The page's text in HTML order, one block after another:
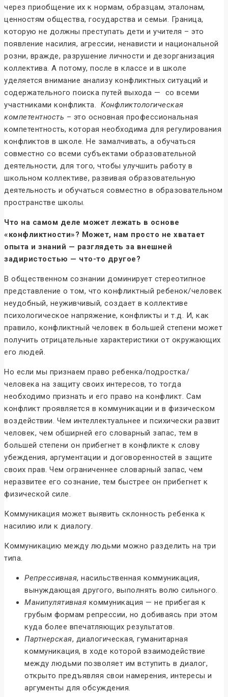
через приобщение их к нормам, образцам, эталонам,
ценностям общества, государства и семьи. Граница,
которую не должны преступать дети и учителя – это
появление насилия, агрессии, ненависти и национальной
розни, вражде, разрушение личности и дезорганизация
коллектива. А потому, после в классе и в школе
уделяется внимание анализу конфликтных ситуаций и
содержательного поиска путей выхода — со всеми
участниками конфликта. Конфликтологическая
компетентность – это основная профессиональная
компетентность, которая необходима для регулирования
конфликтов в школе. Не замалчивать, а обучаться
совместно со всеми субъектами образовательной
деятельности, для того, чтобы улучшить работу в
школьном коллективе, развивая образовательную
деятельность и обучаться совместно в образовательном
пространстве школы.
Что на самом деле может лежать в основе
«конфликтности»? Может, нам просто не хватает
опыта и знаний — разглядеть за внешней
задиристостью — что-то другое?
В общественном сознании доминирует стереотипное
представление о том, что конфликтный ребенок/человек
неудобный, неуживчивый, создает в коллективе
психологическое напряжение, конфликты и т.д. И, как
правило, конфликтный человек в большей степени может
получить отрицательные характеристики от окружающих
его людей.
Но если мы признаем право ребенка/подростка/
человека на защиту своих интересов, то тогда
необходимо признать и его право на конфликт. Сам
конфликт проявляется в коммуникации и в физическом
воздействии. Чем интеллектуальнее и психически развит
человек, чем обширней его словарный запас, тем в
большей степени он прибегнет в конфликте к слову
убеждения, аргументации и договоренностей в защите
своих прав. Чем ограниченнее словарный запас, чем
неразвитее его сознание, тем быстрее он прибегнет к
физической силе.
Коммуникация может выявить склонность ребенка к
насилию или к диалогу.
Коммуникацию между людьми можно разделить на три
типа.
Репрессивная, насильственная коммуникация,
вынуждающая другого, выполнять волю сильного.
Манипулятивная коммуникация — не прибегая к
грубым формам репрессии, но добиваясь при этом
куда более впечатляющих результатов.
Партнерская, диалогическая, гуманитарная
коммуникация, в ходе которой взаимодействие
между людьми позволяет им вступить в диалог,
открыто предъявляя свои намерения, интересы и
аргументы для обсуждения.